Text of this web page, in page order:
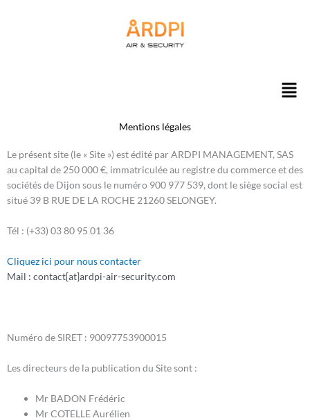
Mentions légales
Le présent site (le « Site ») est édité par ARDPI MANAGEMENT, SAS
au capital de 250 000 €, immatriculée au registre du commerce et des
sociétés de Dijon sous le numéro 900 977 539, dont le siège social est
situé 39 B RUE DE LA ROCHE 21260 SELONGEY.
Tél : (+33) 03 80 95 01 36
Cliquez ici pour nous contacter
Mail : contact[at]ardpi-air-security.com
Numéro de SIRET : 90097753900015
Les directeurs de la publication du Site sont :
Mr BADON Frédéric
Mr COTELLE Aurélien